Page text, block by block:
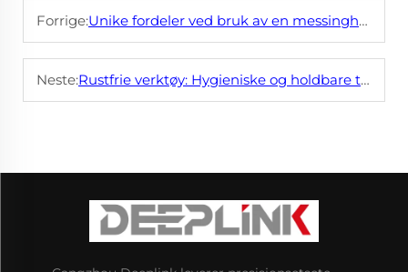
Forrige:Unike fordeler ved bruk av en messinghammer
Neste:Rustfrie verktøy: Hygieniske og holdbare til matprosesser